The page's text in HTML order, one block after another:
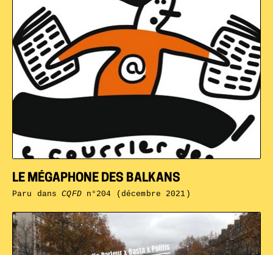
LE MÉGAPHONE DES BALKANS
Paru dansCQFDn°204 (décembre 2021)